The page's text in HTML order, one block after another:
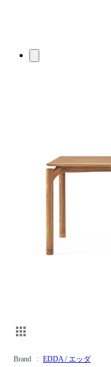
Brand EDDA / エッダ